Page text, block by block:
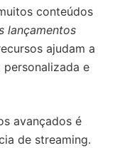
conteúdos
lançamentos
ajudam a
e
avançados é
de streaming.